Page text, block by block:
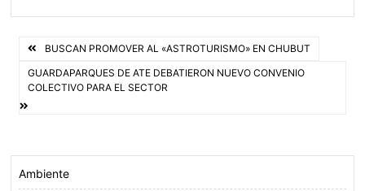
b
o
o
t
e
r
s
A
p
l
Navegación
de
entradas
BUSCAN PROMOVER AL «ASTROTURISMO» EN CHUBUT
GUARDAPARQUES DE ATE DEBATIERON NUEVO CONVENIO
COLECTIVO PARA EL SECTOR
Ambiente